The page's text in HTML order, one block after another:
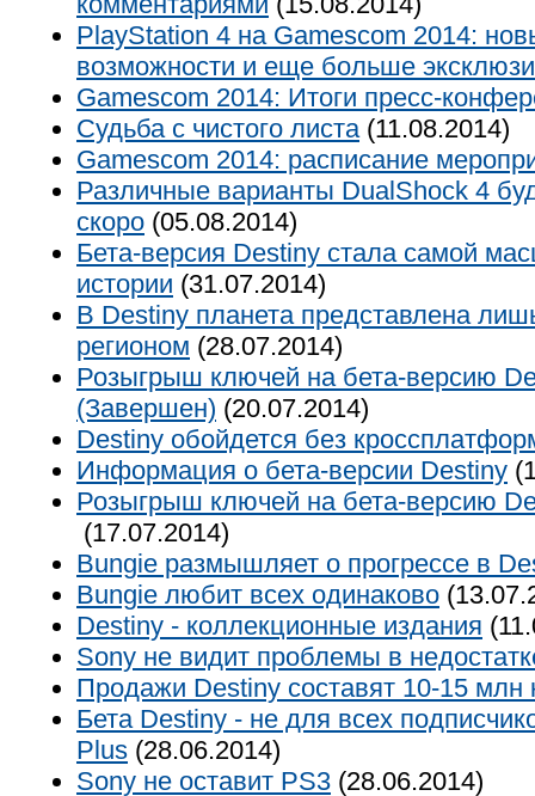
PlayStation 4 на Gamescom 2014:
возможности и еще больше
Gamescom 2014: Итоги пресс-
Судьба с чистого листа(11.08.2014)
Gamescom 2014: расписание
Различные варианты DualShock 4
скоро (05.08.2014)
Бета-версия Destiny стала самой
истории (31.07.2014)
В Destiny планета представлена
регионом (28.07.2014)
Розыгрыш ключей на бета-версию
(Завершен) (20.07.2014)
Destiny обойдется без
Информация о бета-версии Destiny
Розыгрыш ключей на бета-версию
(17.07.2014)
Bungie размышляет о прогрессе в
Bungie любит всех одинаково
Destiny - коллекционные издания
Sony не видит проблемы в
Продажи Destiny составят 10-15 млн
Бета Destiny - не для всех
Plus (28.06.2014)
Sony не оставит PS3 (28.06.2014)